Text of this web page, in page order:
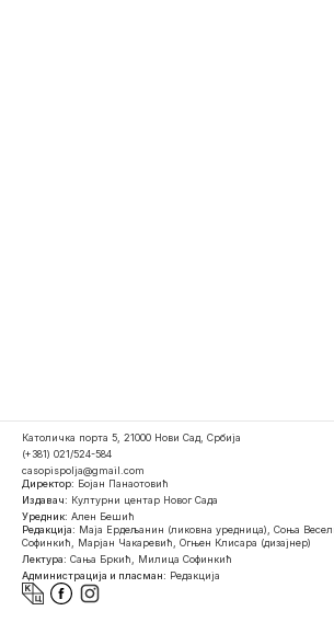
Католичка порта 5, 21000 Нови Сад, Србија
(+381) 021/524-584
casopispolja@gmail.com
Директор: Бојан Панаотовић
Издавач: Културни центар Новог Сада
Уредник: Ален Бешић
Редакција: Маја Ердељанин (ликовна уредница), Соња
Софинкић, Марјан Чакаревић, Огњен Клисара (дизајнер)
Лектура: Сања Бркић, Милица Софинкић
Администрација и пласман: Редакција